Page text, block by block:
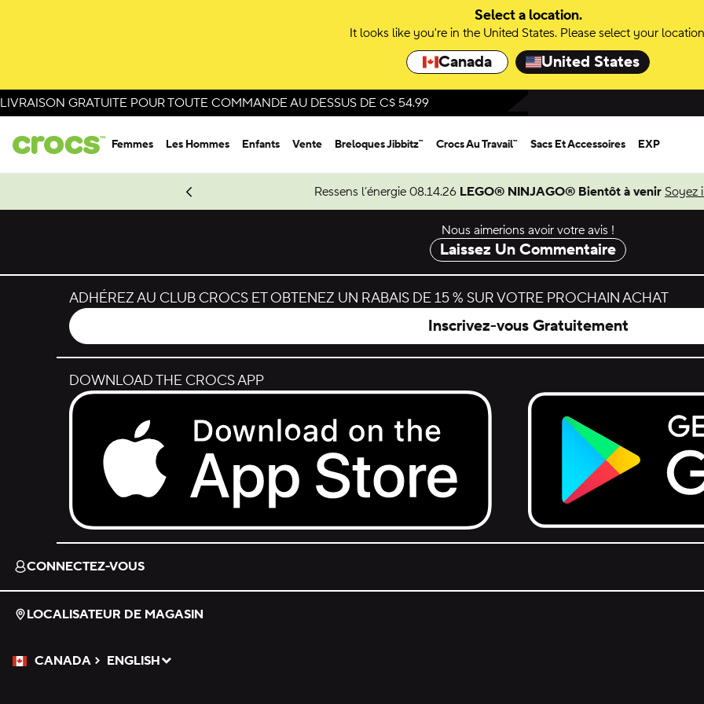
Select a location.
It looks like you're in the United States. Please select your
Canada United States
LIVRAISON GRATUITE POUR TOUTE COMMANDE AU DESSUS DE C$ 54.99
Femmes Les Hommes Enfants Vente Breloques Jibbitz™ Crocs Au Travail™ Sacs Et Accessoires EXP
Ressens l’énergie 08.14.26 LEGO® NINJAGO® Bientôt à venir Soyez
Magasinez Spider-Man
Nous aimerions avoir votre avis !
Laissez Un Commentaire
ADHÉREZ AU CLUB CROCS ET OBTENEZ UN RABAIS DE 15 % SUR VOTRE PROCHAIN ACHAT
Inscrivez-vous Gratuitement
DOWNLOAD THE CROCS APP
Download on the App Store.
Get it on Google Play.
CONNECTEZ-VOUS
LOCALISATEUR DE MAGASIN
CANADA
Veuillez sélectionner une langue
ENGLISH
Sélectionné